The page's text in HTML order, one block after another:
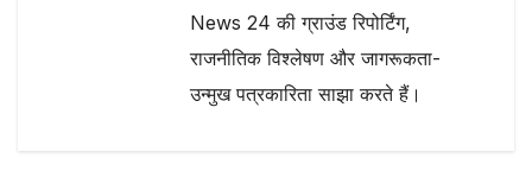
News 24 की ग्राउंड रिपोर्टिंग,
राजनीतिक विश्लेषण और जागरूकता-
उन्मुख पत्रकारिता साझा करते हैं।